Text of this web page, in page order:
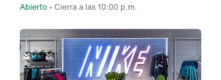
Abierto • Cierra a las 10:00 p.m.